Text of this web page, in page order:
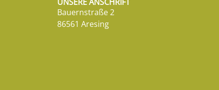
Bauernstraße 2
86561 Aresing